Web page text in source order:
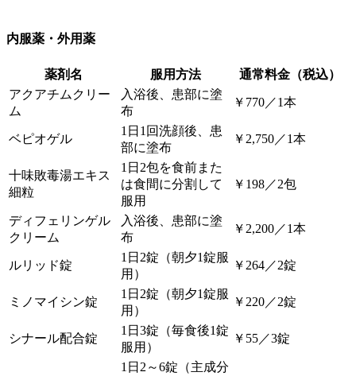
内服薬・外用薬
薬剤名 服用方法
通常料金（税込）
アクアチムクリー
ム
入浴後、患部に塗
布
￥770／1本
ベピオゲル
1日1回洗顔後、患
部に塗布
￥2,750／1本
十味敗毒湯エキス
細粒
1日2包を食前また
は食間に分割して
服用
￥198／2包
ディフェリンゲル
クリーム
入浴後、患部に塗
布
￥2,200／1本
ルリッド錠
1日2錠（朝夕1錠服
用）
￥264／2錠
ミノマイシン錠
1日2錠（朝夕1錠服
用）
￥220／2錠
シナール配合錠
1日3錠（毎食後1錠
服用）
￥55／3錠
1日2～6錠（主成分